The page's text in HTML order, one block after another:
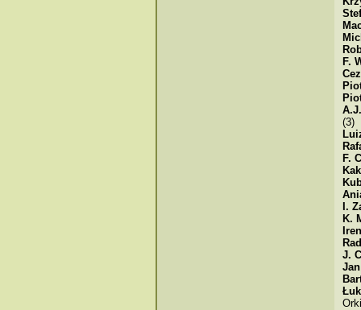
F.
(3)
F.
I.
K.
J.